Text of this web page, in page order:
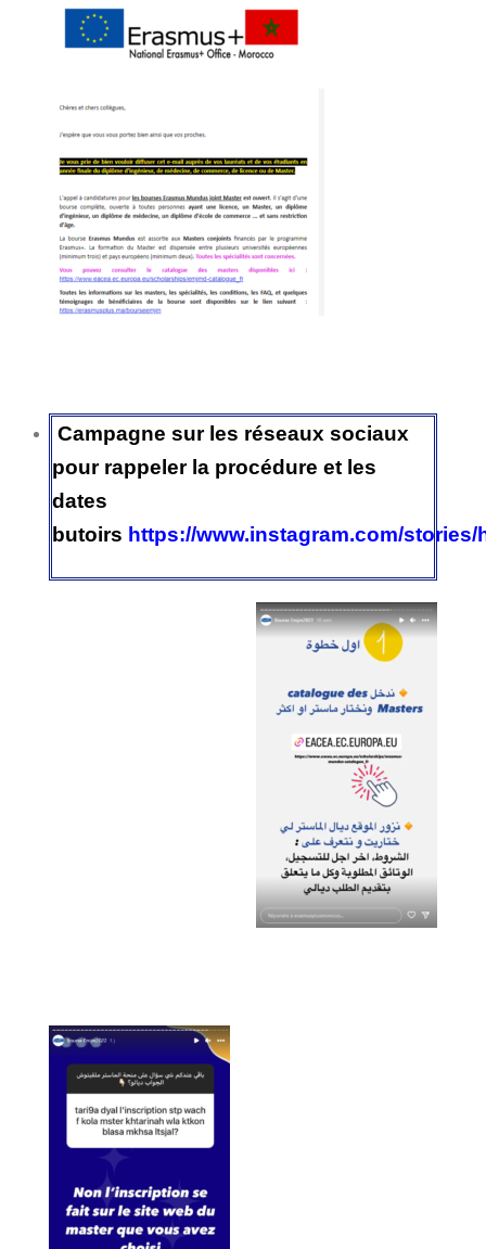
Campagne sur les réseaux sociaux
pour rappeler la procédure et les
dates
butoirs https://www.instagram.com/